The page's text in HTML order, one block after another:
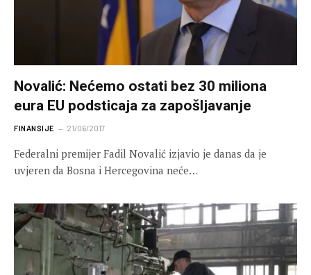
Novalić: Nećemo ostati bez 30 miliona
eura EU podsticaja za zapošljavanje
FINANSIJE 21/06/2017
Federalni premijer Fadil Novalić izjavio je danas da je
uvjeren da Bosna i Hercegovina neće…